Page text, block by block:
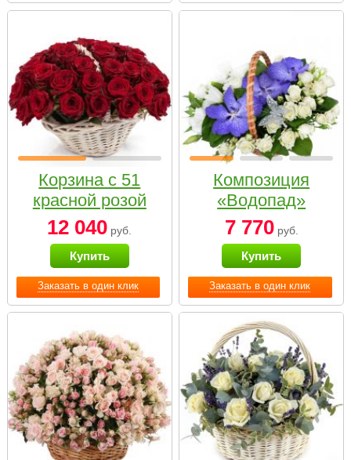
Заказать в один клик
Корзина с 51
красной розой
12 040 руб.
Купить
Заказать в один клик
Композиция
«Водопад»
7 770руб.
Купить